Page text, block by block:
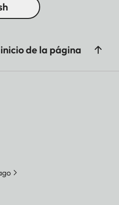
de la página